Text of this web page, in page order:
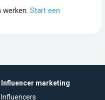
Start een
Influencer marketing
Influencers